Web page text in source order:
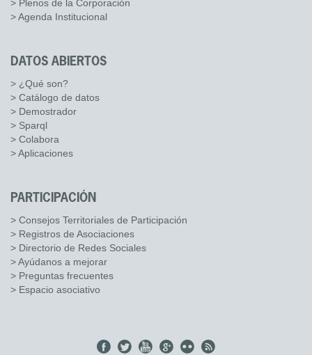
> Plenos de la Corporación
> Agenda Institucional
DATOS ABIERTOS
> ¿Qué son?
> Catálogo de datos
> Demostrador
> Sparql
> Colabora
> Aplicaciones
PARTICIPACIÓN
> Consejos Territoriales de Participación
> Registros de Asociaciones
> Directorio de Redes Sociales
> Ayúdanos a mejorar
> Preguntas frecuentes
> Espacio asociativo